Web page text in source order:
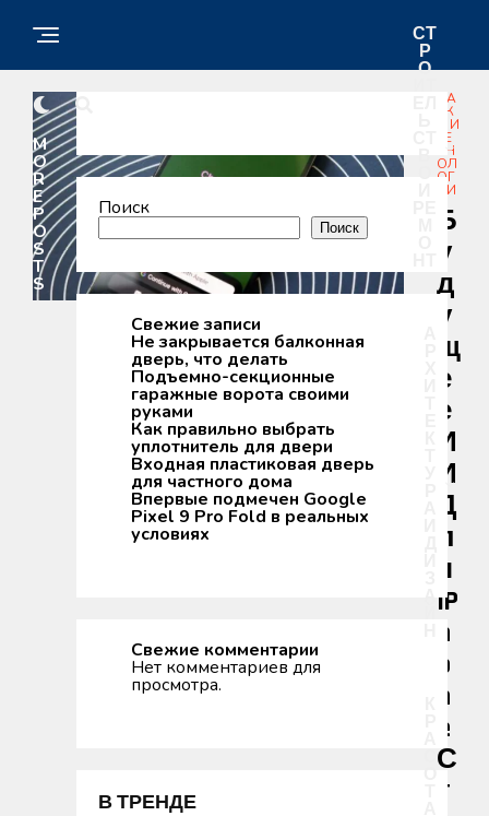
СТ
Р
О
НА
УК
А И
ТЕ
ХН
ОЛ
ОГ
ИИ
Б
У
Д
У
Щ
Е
Е
И
И
Д
Л
Я
IP
H
O
N
E
С
Т
M
O
R
E
P
O
S
T
S
Поиск
Поиск
Свежие записи
Не закрывается балконная
дверь, что делать
Подъемно-секционные
гаражные ворота своими
руками
Как правильно выбрать
уплотнитель для двери
Входная пластиковая дверь
для частного дома
Впервые подмечен Google
Pixel 9 Pro Fold в реальных
условиях
Свежие комментарии
Нет комментариев для
просмотра.
В ТРЕНДЕ